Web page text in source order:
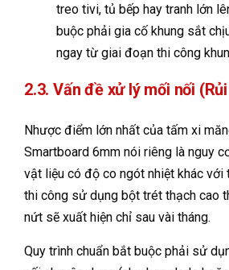
treo tivi, tủ bếp hay tranh lớn
buộc phải gia cố khung sắt
ngay từ giai đoạn thi công
2.3. Vấn đề xử lý mối nối
Nhược điểm lớn nhất của tấm xi
Smartboard 6mm nói riêng là nguy
vật liệu có độ co ngót nhiệt khác với
thi công sử dụng bột trét thạch cao
nứt sẽ xuất hiện chỉ sau vài tháng.
Quy trình chuẩn bắt buộc phải sử